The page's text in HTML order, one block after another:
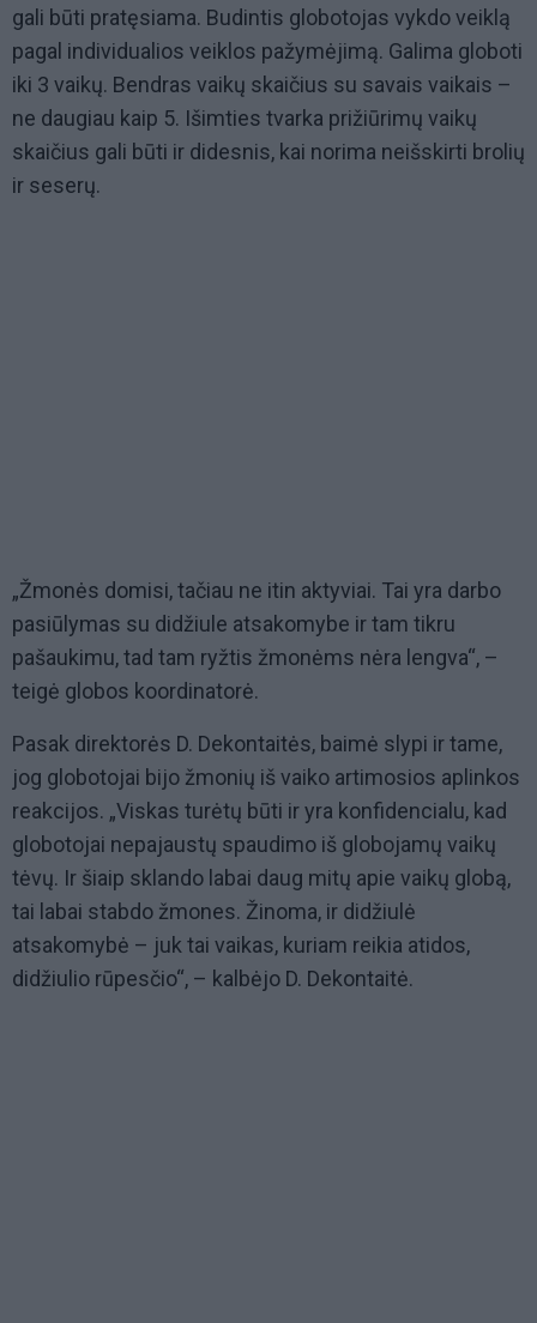
gali būti pratęsiama. Budintis globotojas vykdo veiklą
pagal individualios veiklos pažymėjimą. Galima globoti
iki 3 vaikų. Bendras vaikų skaičius su savais vaikais –
ne daugiau kaip 5. Išimties tvarka prižiūrimų vaikų
skaičius gali būti ir didesnis, kai norima neišskirti brolių
ir seserų.
„Žmonės domisi, tačiau ne itin aktyviai. Tai yra darbo
pasiūlymas su didžiule atsakomybe ir tam tikru
pašaukimu, tad tam ryžtis žmonėms nėra lengva“, –
teigė globos koordinatorė.
Pasak direktorės D. Dekontaitės, baimė slypi ir tame,
jog globotojai bijo žmonių iš vaiko artimosios aplinkos
reakcijos. „Viskas turėtų būti ir yra konfidencialu, kad
globotojai nepajaustų spaudimo iš globojamų vaikų
tėvų. Ir šiaip sklando labai daug mitų apie vaikų globą,
tai labai stabdo žmones. Žinoma, ir didžiulė
atsakomybė – juk tai vaikas, kuriam reikia atidos,
didžiulio rūpesčio“, – kalbėjo D. Dekontaitė.